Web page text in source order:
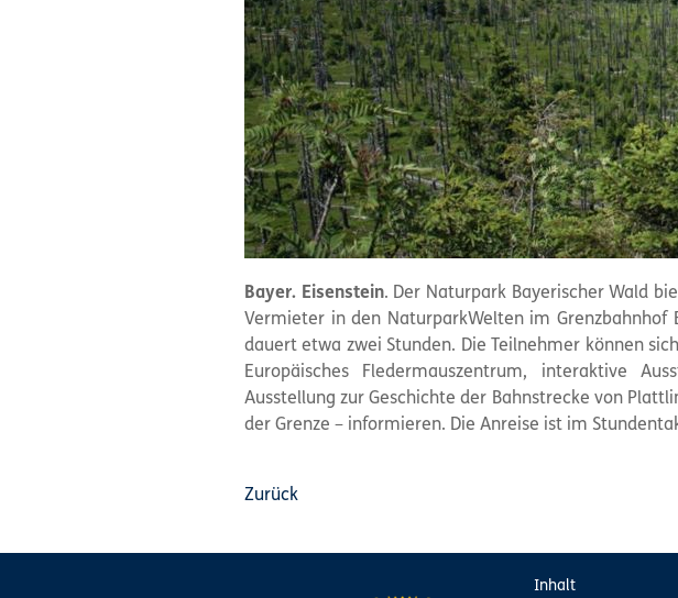
Bayer. Eisenstein. Der Naturpark Bayerischer Wald
Vermieter in den NaturparkWelten im
dauert etwa zwei Stunden. Die Teilnehmer können
Europäisches Fledermauszentrum, interaktive
Ausstellung zur Geschichte der Bahnstrecke von
der Grenze – informieren. Die Anreise ist im
Zurück
Inhalt